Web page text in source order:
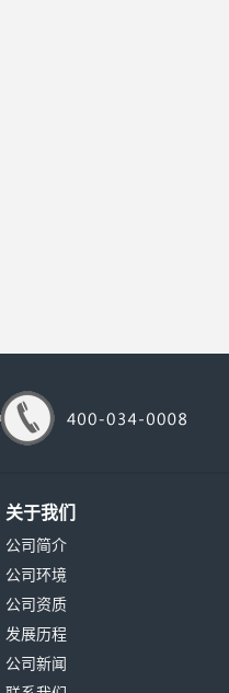
关于我们
公司简介
公司环境
公司资质
发展历程
公司新闻